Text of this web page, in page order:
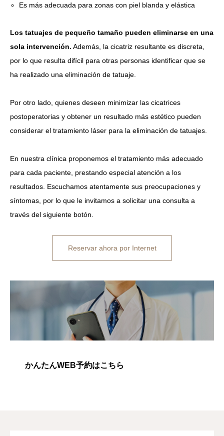
Es más adecuada para zonas con piel blanda y elástica
Los tatuajes de pequeño tamaño pueden eliminarse en una
sola intervención. Además, la cicatriz resultante es discreta,
por lo que resulta difícil para otras personas identificar que se
ha realizado una eliminación de tatuaje.
Por otro lado, quienes deseen minimizar las cicatrices
postoperatorias y obtener un resultado más estético pueden
considerar el tratamiento láser para la eliminación de tatuajes.
En nuestra clínica proponemos el tratamiento más adecuado
para cada paciente, prestando especial atención a los
resultados. Escuchamos atentamente sus preocupaciones y
síntomas, por lo que le invitamos a solicitar una consulta a
través del siguiente botón.
Reservar ahora por Internet
かんたんWEB予約はこちら